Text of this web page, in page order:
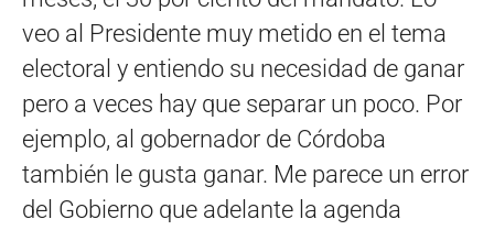
veo al Presidente muy metido en el tema
electoral y entiendo su necesidad de ganar
pero a veces hay que separar un poco. Por
ejemplo, al gobernador de Córdoba
también le gusta ganar. Me parece un error
del Gobierno que adelante la agenda